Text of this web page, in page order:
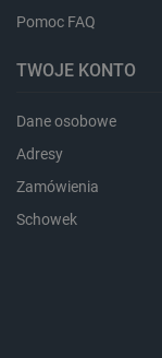
Pomoc FAQ
TWOJE KONTO
Dane osobowe
Adresy
Zamówienia
Schowek